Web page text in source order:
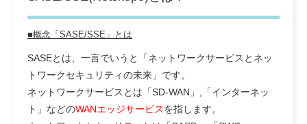
■概念「SASE/SSE」とは
SASEとは、一言でいうと「ネットワークサービスとネッ
トワークセキュリティの未来」です。
ネットワークサービスとは「SD-WAN」,「インターネッ
ト」などのWANエッジサービスを指します。